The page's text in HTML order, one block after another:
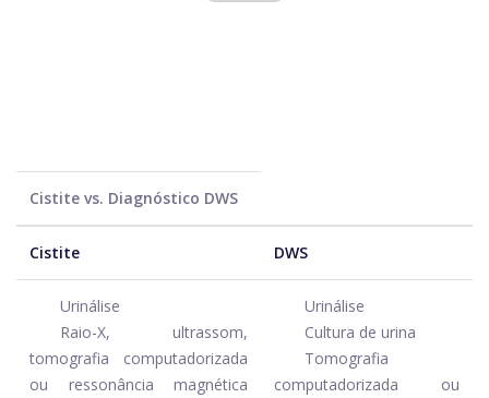
Cistite vs. Diagnóstico DWS
Cistite DWS
Urinálise
Raio-X, ultrassom,
tomografia computadorizada
ou ressonância magnética
Urinálise
Cultura de urina
Tomografia
computadorizada ou